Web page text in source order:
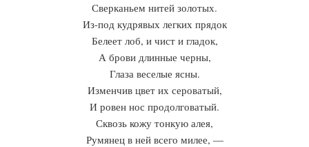
Сверканьем нитей золотых.
Из-под кудрявых легких прядок
Белеет лоб, и чист и гладок,
А брови длинные черны,
Глаза веселые ясны.
Изменчив цвет их сероватый,
И ровен нос продолговатый.
Сквозь кожу тонкую алея,
Румянец в ней всего милее, —